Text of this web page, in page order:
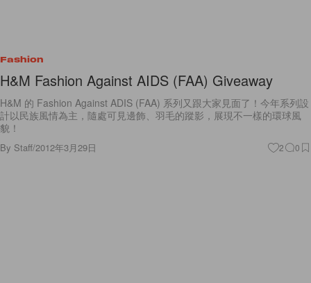
Fashion
H&M Fashion Against AIDS (FAA) Giveaway
H&M 的 Fashion Against ADIS (FAA) 系列又跟大家見面了！今年系列設
計以民族風情為主，隨處可見邊飾、羽毛的蹤影，展現不一樣的環球風
貌！
By Staff/2012年3月29日 2 0